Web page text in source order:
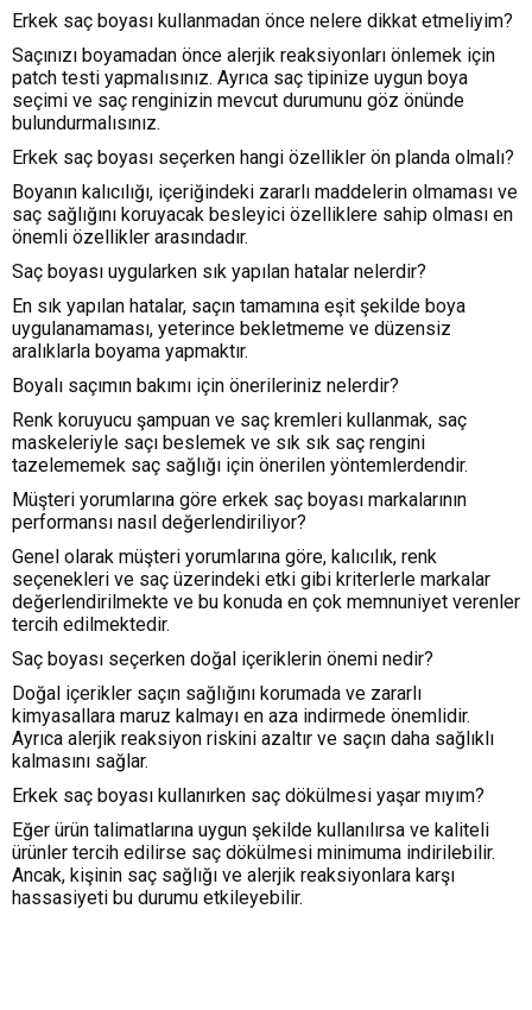
Erkek saç boyası kullanmadan önce nelere dikkat etmeliyim?
Saçınızı boyamadan önce alerjik reaksiyonları önlemek için
patch testi yapmalısınız. Ayrıca saç tipinize uygun boya
seçimi ve saç renginizin mevcut durumunu göz önünde
bulundurmalısınız.
Erkek saç boyası seçerken hangi özellikler ön planda olmalı?
Boyanın kalıcılığı, içeriğindeki zararlı maddelerin olmaması ve
saç sağlığını koruyacak besleyici özelliklere sahip olması en
önemli özellikler arasındadır.
Saç boyası uygularken sık yapılan hatalar nelerdir?
En sık yapılan hatalar, saçın tamamına eşit şekilde boya
uygulanamaması, yeterince bekletmeme ve düzensiz
aralıklarla boyama yapmaktır.
Boyalı saçımın bakımı için önerileriniz nelerdir?
Renk koruyucu şampuan ve saç kremleri kullanmak, saç
maskeleriyle saçı beslemek ve sık sık saç rengini
tazelememek saç sağlığı için önerilen yöntemlerdendir.
Müşteri yorumlarına göre erkek saç boyası markalarının
performansı nasıl değerlendiriliyor?
Genel olarak müşteri yorumlarına göre, kalıcılık, renk
seçenekleri ve saç üzerindeki etki gibi kriterlerle markalar
değerlendirilmekte ve bu konuda en çok memnuniyet verenler
tercih edilmektedir.
Saç boyası seçerken doğal içeriklerin önemi nedir?
Doğal içerikler saçın sağlığını korumada ve zararlı
kimyasallara maruz kalmayı en aza indirmede önemlidir.
Ayrıca alerjik reaksiyon riskini azaltır ve saçın daha sağlıklı
kalmasını sağlar.
Erkek saç boyası kullanırken saç dökülmesi yaşar mıyım?
Eğer ürün talimatlarına uygun şekilde kullanılırsa ve kaliteli
ürünler tercih edilirse saç dökülmesi minimuma indirilebilir.
Ancak, kişinin saç sağlığı ve alerjik reaksiyonlara karşı
hassasiyeti bu durumu etkileyebilir.